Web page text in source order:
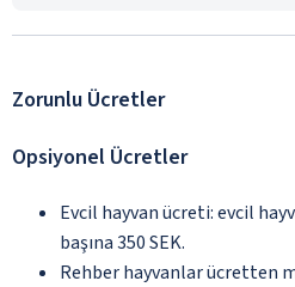
Zorunlu Ücretler
Opsiyonel Ücretler
Evcil hayvan ücreti: evcil
başına 350 SEK.
Rehber hayvanlar ücretten